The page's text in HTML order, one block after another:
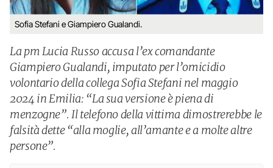
Sofia Stefani e Giampiero Gualandi.
La pm Lucia Russo accusa l’ex comandante
Giampiero Gualandi, imputato per l’omicidio
volontario della collega Sofia Stefani nel maggio
2024 in Emilia: “La sua versione è piena di
menzogne”. Il telefono della vittima dimostrerebbe le
falsità dette “alla moglie, all’amante e a molte altre
persone”.